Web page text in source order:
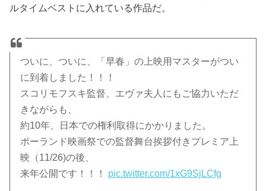
ルタイムベストに入れている作品だ。
ついに、ついに、「早春」の上映用マスターがつい
に到着しました！！！
スコリモフスキ監督、エヴァ夫人にもご協力いただ
きながらも、
約10年、日本での権利取得にかかりました。
ポーランド映画祭での監督舞台挨拶付きプレミア上
映（11/26)の後、
来年公開です！！！ pic.twitter.com/1xG9SjLCfg